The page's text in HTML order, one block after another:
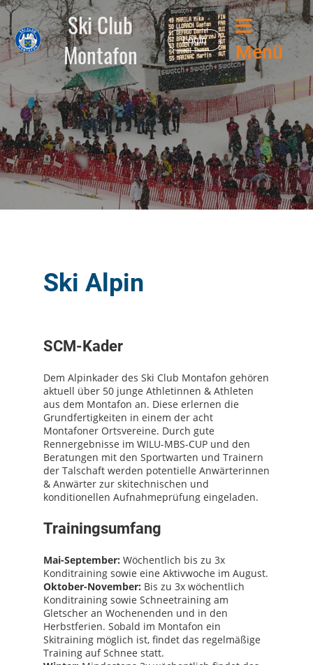
Ski Club
Montafon
Login
Menü
Ski Alpin
SCM-Kader
Dem Alpinkader des Ski Club Montafon gehören
aktuell über 50 junge Athletinnen & Athleten
aus dem Montafon an. Diese erlernen die
Grundfertigkeiten in einem der acht
Montafoner Ortsvereine. Durch gute
Rennergebnisse im WILU-MBS-CUP und den
Beratungen mit den Sportwarten und Trainern
der Talschaft werden potentielle Anwärterinnen
& Anwärter zur skitechnischen und
konditionellen Aufnahmeprüfung eingeladen.
Trainingsumfang
Mai-September: Wöchentlich bis zu 3x
Konditraining sowie eine Aktivwoche im August.
Oktober-November: Bis zu 3x wöchentlich
Konditraining sowie Schneetraining am
Gletscher an Wochenenden und in den
Herbstferien. Sobald im Montafon ein
Skitraining möglich ist, findet das regelmäßige
Training auf Schnee statt.